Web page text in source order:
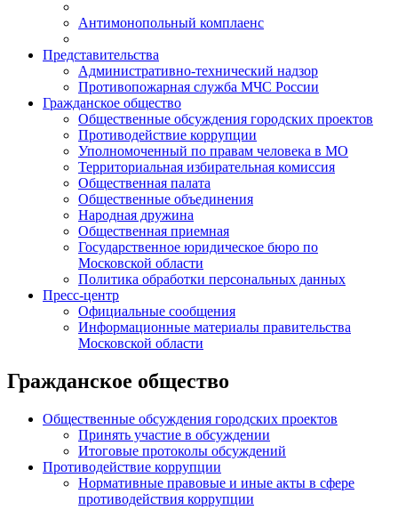
Антимонопольный комплаенс
Представительства
Административно-технический надзор
Противопожарная служба МЧС России
Гражданское общество
Общественные обсуждения городских проектов
Противодействие коррупции
Уполномоченный по правам человека в МО
Территориальная избирательная комиссия
Общественная палата
Общественные объединения
Народная дружина
Общественная приемная
Государственное юридическое бюро по
Московской области
Политика обработки персональных данных
Пресс-центр
Официальные сообщения
Информационные материалы правительства
Московской области
Гражданское общество
Общественные обсуждения городских проектов
Принять участие в обсуждении
Итоговые протоколы обсуждений
Противодействие коррупции
Нормативные правовые и иные акты в сфере
противодействия коррупции